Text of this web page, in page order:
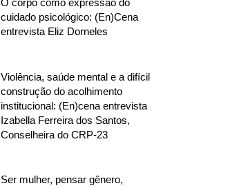
cuidado psicológico: (En)Cena
entrevista Eliz Dorneles
Violência, saúde mental e a difícil
construção do acolhimento
institucional: (En)cena entrevista
Izabella Ferreira dos Santos,
Conselheira do CRP-23
Ser mulher, pensar gênero,